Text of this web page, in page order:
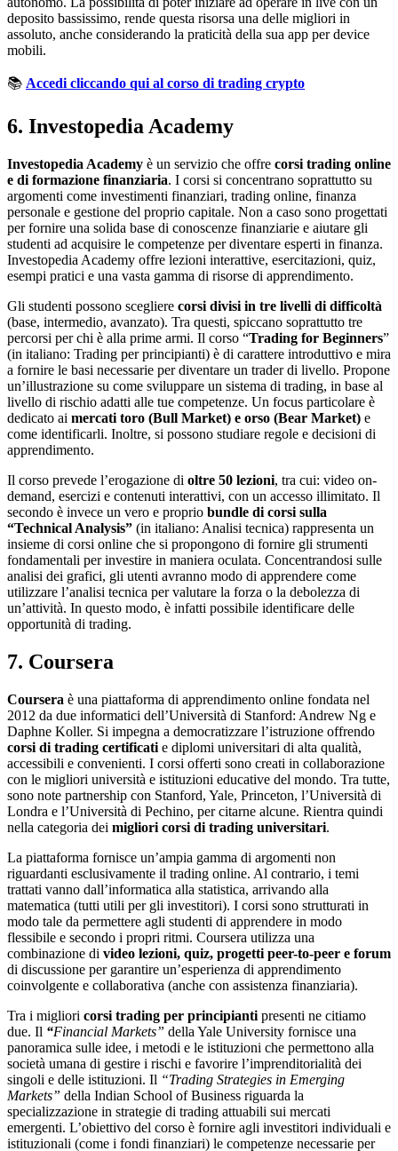
deposito bassissimo, rende questa risorsa una delle migliori in
assoluto, anche considerando la praticità della sua app per device
mobili.
📚 Accedi cliccando qui al corso di trading crypto
6. Investopedia Academy
Investopedia Academy è un servizio che offre corsi trading online
e di formazione finanziaria. I corsi si concentrano soprattutto su
argomenti come investimenti finanziari, trading online, finanza
personale e gestione del proprio capitale. Non a caso sono progettati
per fornire una solida base di conoscenze finanziarie e aiutare gli
studenti ad acquisire le competenze per diventare esperti in finanza.
Investopedia Academy offre lezioni interattive, esercitazioni, quiz,
esempi pratici e una vasta gamma di risorse di apprendimento.
Gli studenti possono scegliere corsi divisi in tre livelli di difficoltà
(base, intermedio, avanzato). Tra questi, spiccano soprattutto tre
percorsi per chi è alla prime armi. Il corso “Trading for Beginners”
(in italiano: Trading per principianti) è di carattere introduttivo e mira
a fornire le basi necessarie per diventare un trader di livello. Propone
un’illustrazione su come sviluppare un sistema di trading, in base al
livello di rischio adatti alle tue competenze. Un focus particolare è
dedicato ai mercati toro (Bull Market) e orso (Bear Market) e
come identificarli. Inoltre, si possono studiare regole e decisioni di
apprendimento.
Il corso prevede l’erogazione di oltre 50 lezioni, tra cui: video on-
demand, esercizi e contenuti interattivi, con un accesso illimitato. Il
secondo è invece un vero e proprio bundle di corsi sulla
“Technical Analysis” (in italiano: Analisi tecnica) rappresenta un
insieme di corsi online che si propongono di fornire gli strumenti
fondamentali per investire in maniera oculata. Concentrandosi sulle
analisi dei grafici, gli utenti avranno modo di apprendere come
utilizzare l’analisi tecnica per valutare la forza o la debolezza di
un’attività. In questo modo, è infatti possibile identificare delle
opportunità di trading.
7. Coursera
Coursera è una piattaforma di apprendimento online fondata nel
2012 da due informatici dell’Università di Stanford: Andrew Ng e
Daphne Koller. Si impegna a democratizzare l’istruzione offrendo
corsi di trading certificati e diplomi universitari di alta qualità,
accessibili e convenienti. I corsi offerti sono creati in collaborazione
con le migliori università e istituzioni educative del mondo. Tra tutte,
sono note partnership con Stanford, Yale, Princeton, l’Università di
Londra e l’Università di Pechino, per citarne alcune. Rientra quindi
nella categoria dei migliori corsi di trading universitari.
La piattaforma fornisce un’ampia gamma di argomenti non
riguardanti esclusivamente il trading online. Al contrario, i temi
trattati vanno dall’informatica alla statistica, arrivando alla
matematica (tutti utili per gli investitori). I corsi sono strutturati in
modo tale da permettere agli studenti di apprendere in modo
flessibile e secondo i propri ritmi. Coursera utilizza una
combinazione di video lezioni, quiz, progetti peer-to-peer e forum
di discussione per garantire un’esperienza di apprendimento
coinvolgente e collaborativa (anche con assistenza finanziaria).
Tra i migliori corsi trading per principianti presenti ne citiamo
due. Il “Financial Markets” della Yale University fornisce una
panoramica sulle idee, i metodi e le istituzioni che permettono alla
società umana di gestire i rischi e favorire l’imprenditorialità dei
singoli e delle istituzioni. Il “Trading Strategies in Emerging
Markets” della Indian School of Business riguarda la
specializzazione in strategie di trading attuabili sui mercati
emergenti. L’obiettivo del corso è fornire agli investitori individuali e
istituzionali (come i fondi finanziari) le competenze necessarie per